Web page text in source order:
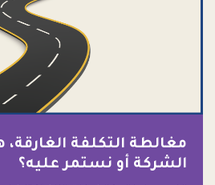
مغالطة التكلفة
الشركة أو نستمر عليه؟